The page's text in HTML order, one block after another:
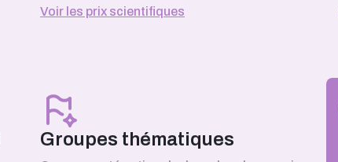
Voir les prix scientifiques
Groupes thématiques